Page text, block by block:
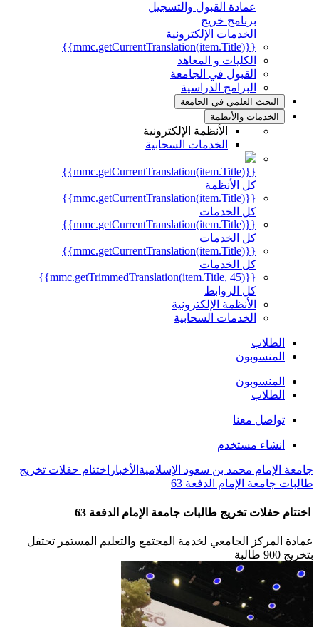
عمادة القبول والتسجيل
برنامج خريج
الخدمات الإلكترونية
{{mmc.getCurrentTranslation(item.Title)}}
الكليات و المعاهد
القبول في الجامعة
البرامج الدراسية
البحث العلمي في الجامعة
الخدمات والأنظمة
الأنظمة الإلكترونية
الخدمات السحابية
{{mmc.getCurrentTranslation(item.Title)}}
كل الأنظمة
{{mmc.getCurrentTranslation(item.Title)}}
كل الخدمات
{{mmc.getCurrentTranslation(item.Title)}}
كل الخدمات
{{mmc.getCurrentTranslation(item.Title)}}
كل الخدمات
{{mmc.getTrimmedTranslation(item.Title, 45)}}
كل الروابط
الأنظمة الإلكترونية
الخدمات السحابية
الطلاب
المنسوبون
المنسوبون
الطلاب
تواصل معنا
انشاء مستخدم
جامعة الإمام محمد بن سعود الإسلامية الأخبار اختتام حفلات تخريج
طالبات جامعة الإمام الدفعة 63
اختتام حفلات تخريج طالبات جامعة الإمام الدفعة 63
عمادة المركز الجامعي لخدمة المجتمع والتعليم المستمر تحتفل
بتخريج 900 طالبة